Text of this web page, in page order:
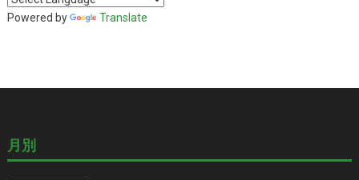
Powered by Translate
月別